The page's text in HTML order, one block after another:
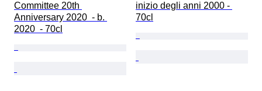
Committee 20th
Anniversary 2020  - b.
2020  - 70cl
inizio degli anni 2000 -
70cl